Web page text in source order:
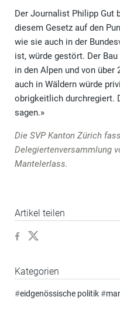
Der Journalist Philipp Gut
diesem Gesetz auf den
wie sie auch in der
ist, würde gestört. Der
in den Alpen und von über
auch in Wäldern würde
obrigkeitlich durchregiert.
sagen.»
Die SVP Kanton Zürich
Delegiertenversammlung
Mantelerlass.
Artikel teilen
Kategorien
#eidgenössische politik#